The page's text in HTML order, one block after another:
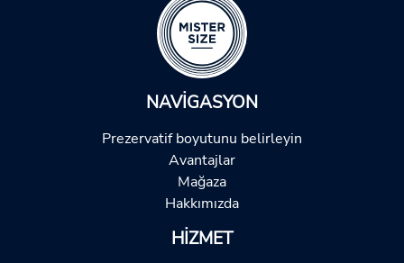
NAVIGASYON
Prezervatif boyutunu belirleyin
Avantajlar
Mağaza
Hakkımızda
HIZMET